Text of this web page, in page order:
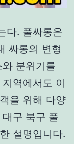
다. 풀싸롱은
싸롱의 변형
분위기를
역에서도 이
을 위해 다양
구 북구 풀
설명입니다.